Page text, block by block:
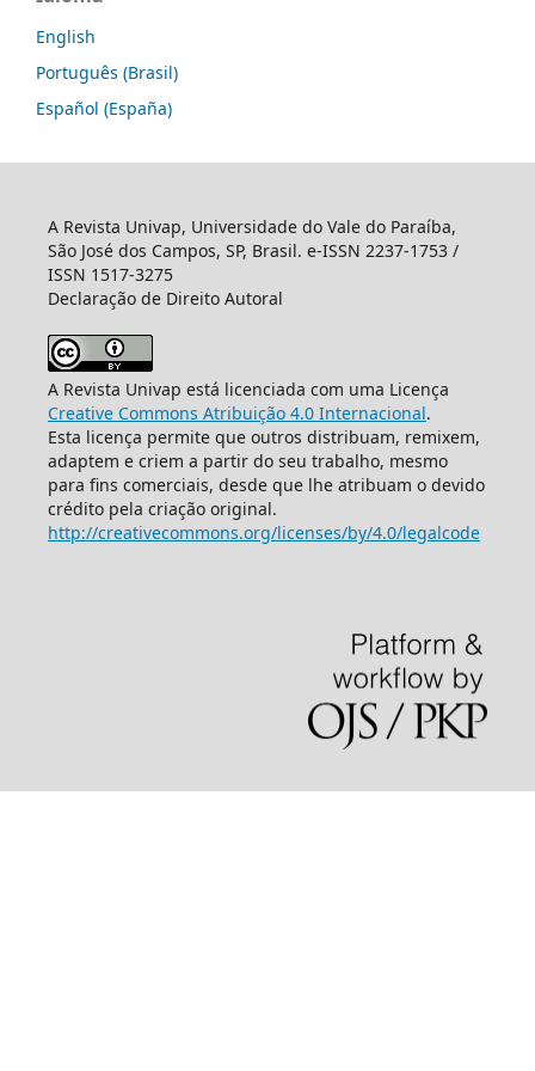
English
Português (Brasil)
Español (España)
A Revista Univap, Universidade do Vale do Paraíba,
São José dos Campos, SP, Brasil. e-ISSN 2237-1753 /
ISSN 1517-3275
Declaração de Direito Autoral
A Revista Univap está licenciada com uma Licença
Creative Commons Atribuição 4.0 Internacional.
Esta licença permite que outros distribuam, remixem,
adaptem e criem a partir do seu trabalho, mesmo
para fins comerciais, desde que lhe atribuam o devido
crédito pela criação original.
http://creativecommons.org/licenses/by/4.0/legalcode